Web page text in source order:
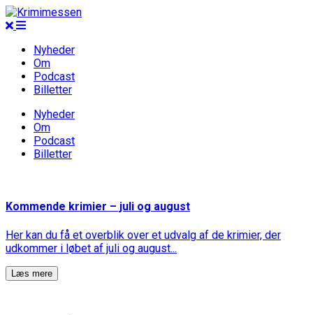
Nyheder
Om
Podcast
Billetter
Nyheder
Om
Podcast
Billetter
Kommende krimier – juli og august
Her kan du få et overblik over et udvalg af de krimier, der
udkommer i løbet af juli og august...
Læs mere